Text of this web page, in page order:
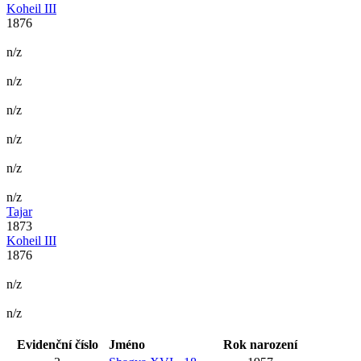
Koheil III
1876
n/z
n/z
n/z
n/z
n/z
n/z
Tajar
1873
Koheil III
1876
n/z
n/z
Evidenční číslo Jméno Rok narození